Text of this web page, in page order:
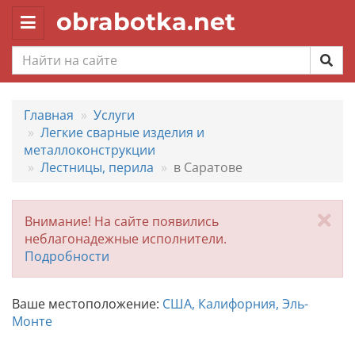
Toggle
navigation
obrabotka.net
Главная
Услуги
Легкие сварные изделия и
металлоконструкции
Лестницы, перила
в Саратове
Внимание! На сайте появились
неблагонадежные исполнители.
Подробности
Ваше местоположение: США, Калифорния, Эль-
Монте